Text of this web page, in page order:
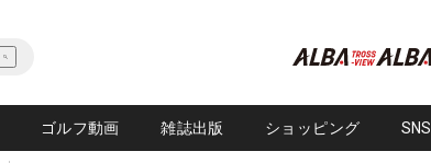
ゴルフ動画 雑誌出版 ショッピング